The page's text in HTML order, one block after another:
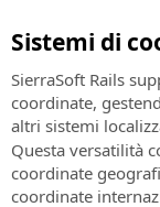
SierraSoft
Survey
Software
BIM
per
il
calcolo
conoscenze
competenze
sui
prodotti
SierraSoft
Sistemi di
SierraSoft Rails
coordinate,
altri sistemi
Questa versatilità
coordinate
coordinate